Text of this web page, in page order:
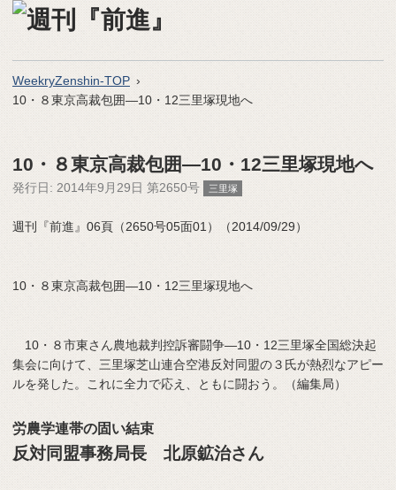
WeekryZenshin-TOP
10・８東京高裁包囲―10・12三里塚現地へ
10・８東京高裁包囲―10・12三里塚現地へ
発行日: 2014年9月29日 第2650号 三里塚
週刊『前進』06頁（2650号05面01）（2014/09/29）
10・８東京高裁包囲―10・12三里塚現地へ
10・８市東さん農地裁判控訴審闘争―10・12三里塚全国総決起
集会に向けて、三里塚芝山連合空港反対同盟の３氏が熱烈なアピー
ルを発した。これに全力で応え、ともに闘おう。（編集局）
労農学連帯の固い結束
反対同盟事務局長 北原鉱治さん